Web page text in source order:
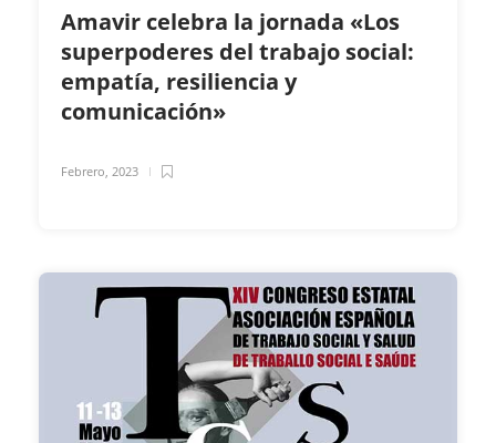
Amavir celebra la jornada «Los
superpoderes del trabajo social:
empatía, resiliencia y
comunicación»
Febrero, 2023